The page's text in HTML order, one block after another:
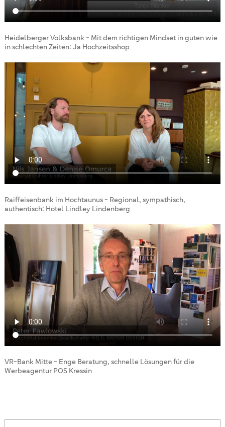
Heidelberger Volksbank - Mit dem richtigen Mindset in guten wie
in schlechten Zeiten: Ja Hochzeitsshop
Raiffeisenbank im Hochtaunus - Regional, sympathisch,
authentisch: Hotel Lindley Lindenberg
VR-Bank Mitte - Enge Beratung, schnelle Lösungen für die
Werbeagentur POS Kressin